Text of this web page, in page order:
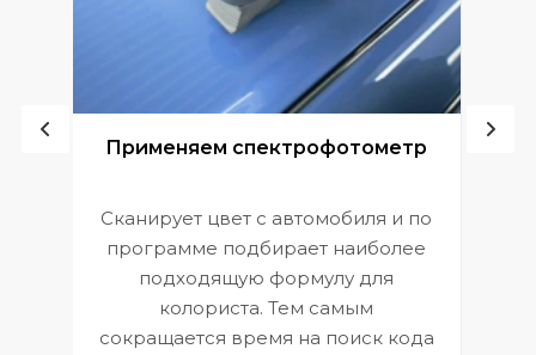
Применяем спектрофотометр
Сканирует цвет с автомобиля и по
программе подбирает наиболее
подходящую формулу для
колориста. Тем самым
сокращается время на поиск кода